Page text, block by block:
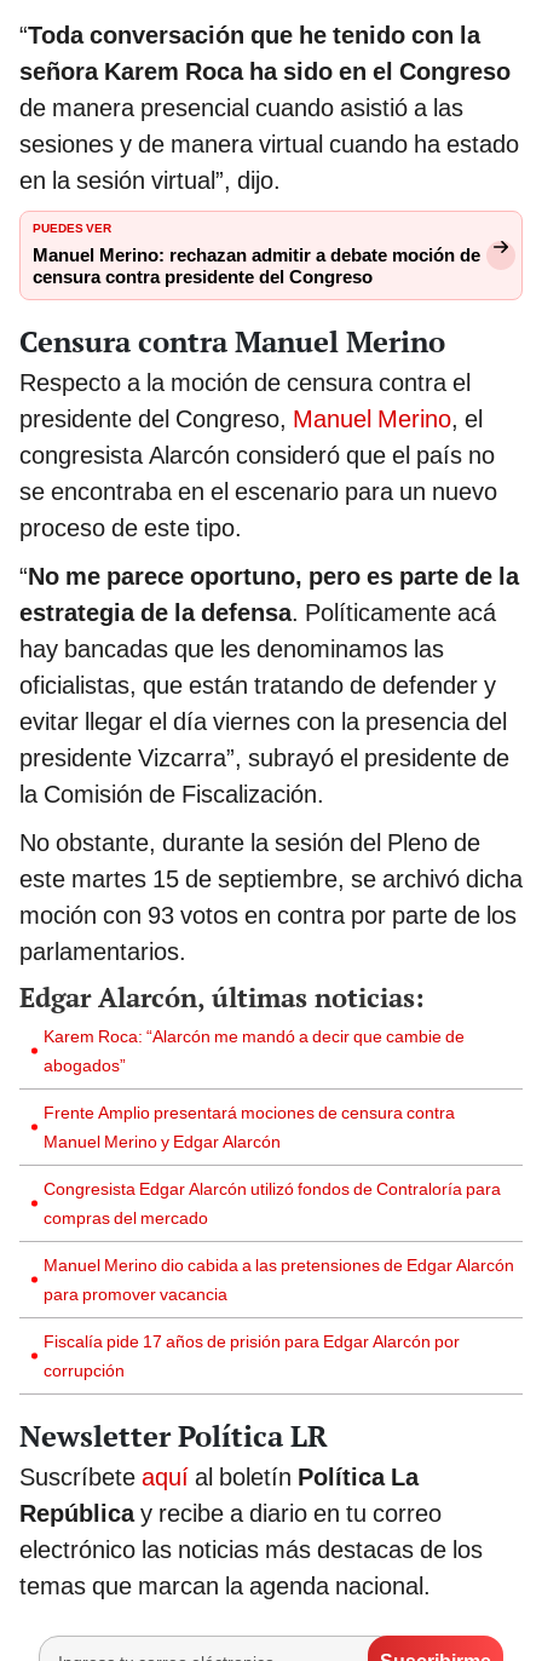
“Toda conversación que he tenido con la
señora Karem Roca ha sido en el Congreso
de manera presencial cuando asistió a las
sesiones y de manera virtual cuando ha estado
en la sesión virtual”, dijo.
PUEDES VER
Manuel Merino: rechazan admitir a debate moción de
censura contra presidente del Congreso
Censura contra Manuel Merino
Respecto a la moción de censura contra el
presidente del Congreso, Manuel Merino, el
congresista Alarcón consideró que el país no
se encontraba en el escenario para un nuevo
proceso de este tipo.
“No me parece oportuno, pero es parte de la
estrategia de la defensa. Políticamente acá
hay bancadas que les denominamos las
oficialistas, que están tratando de defender y
evitar llegar el día viernes con la presencia del
presidente Vizcarra”, subrayó el presidente de
la Comisión de Fiscalización.
No obstante, durante la sesión del Pleno de
este martes 15 de septiembre, se archivó dicha
moción con 93 votos en contra por parte de los
parlamentarios.
Edgar Alarcón, últimas noticias:
Karem Roca: “Alarcón me mandó a decir que cambie de
abogados”
Frente Amplio presentará mociones de censura contra
Manuel Merino y Edgar Alarcón
Congresista Edgar Alarcón utilizó fondos de Contraloría para
compras del mercado
Manuel Merino dio cabida a las pretensiones de Edgar Alarcón
para promover vacancia
Fiscalía pide 17 años de prisión para Edgar Alarcón por
corrupción
Newsletter Política LR
Suscríbete aquí al boletín Política La
Repúblicay recibe a diario en tu correo
electrónico las noticias más destacas de los
temas que marcan la agenda nacional.